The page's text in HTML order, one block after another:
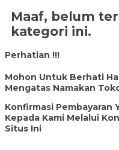
Maaf, belum
kategori ini.
Perhatian !!!
Mohon Untuk Berhati
Mengatas Namakan
Konfirmasi Pembayaran
Kepada Kami Melalui
Situs Ini